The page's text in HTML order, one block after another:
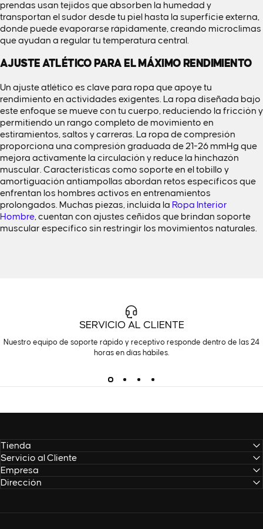
prendas usan tejidos que absorben la humedad y
transportan el sudor desde tu piel hasta la superficie externa,
donde puede evaporarse rápidamente, creando microclimas
que ayudan a regular tu temperatura central.
AJUSTE ATLÉTICO PARA EL MÁXIMO RENDIMIENTO
Un ajuste atlético es clave para ropa que apoye tu
rendimiento en actividades exigentes. La ropa diseñada bajo
este enfoque se mueve con tu cuerpo, reduciendo la fricción y
permitiendo un rango completo de movimiento en
estiramientos, saltos y carreras. La ropa de compresión
proporciona una compresión graduada de 21-26 mmHg que
mejora activamente la circulación y reduce la hinchazón
muscular. Características como soporte en el tobillo y
amortiguación antiampollas abordan retos específicos que
enfrentan los hombres activos en entrenamientos
prolongados. Muchas piezas, incluida la Ropa Interior
Hombre, cuentan con ajustes ceñidos que brindan soporte
muscular específico sin restringir los movimientos naturales.
SERVICIO AL CLIENTE
Nuestro equipo de soporte rápido y receptivo responde dentro de las 24
horas en días hábiles.
Tienda
Servicio al Cliente
Empresa
Dirección